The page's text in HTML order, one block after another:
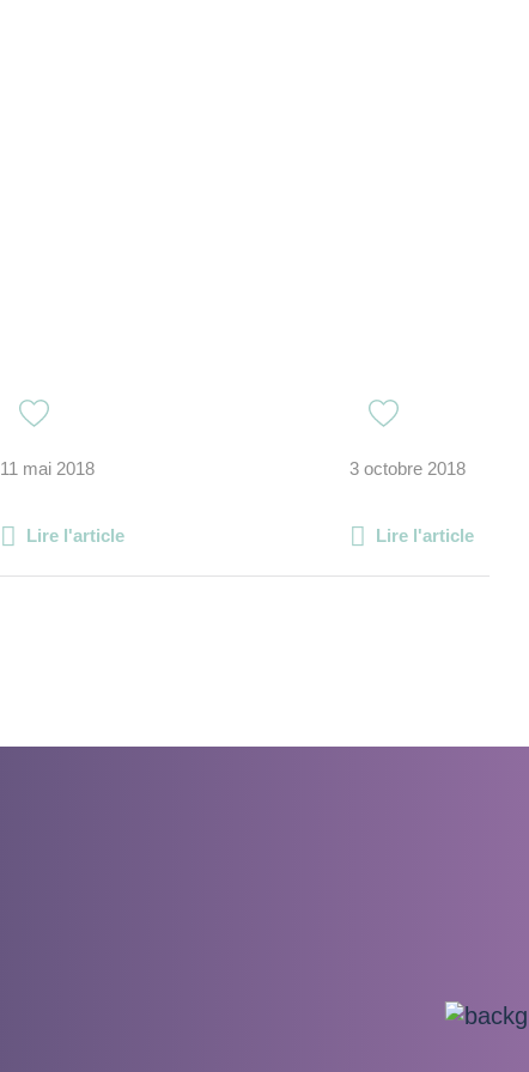
11 mai 2018
Lire l'article
3 octobre 2018
Lire l'article